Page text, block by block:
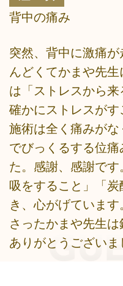
背中の痛み
突然、背中に激痛
んどくてかまや先
は「ストレスから
確かにストレスが
施術は全く痛みが
でびっくるする位
た。感謝、感謝で
吸をすること」「
き、心がげていま
さったかまや先生
ありがとうございま